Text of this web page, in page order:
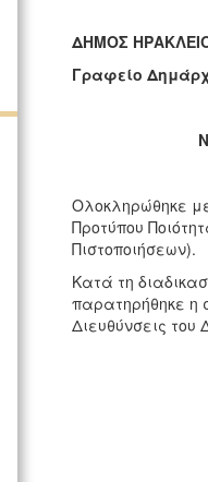
ΔΗΜΟΣ
Γραφείο
Ολοκληρώθηκε
Προτύπου
Πιστοποιήσεων).
Κατά τη
παρατηρήθηκε η
Διευθύνσεις του